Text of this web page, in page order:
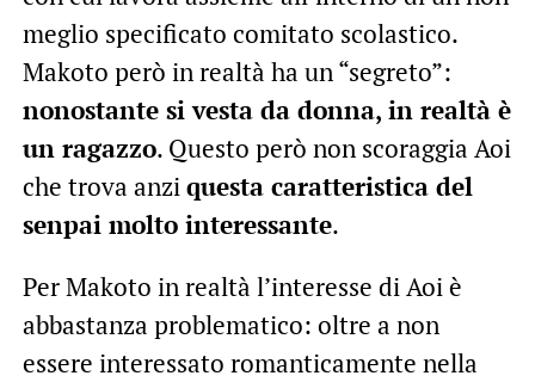
meglio specificato comitato scolastico.
Makoto però in realtà ha un “segreto”:
nonostante si vesta da donna, in realtà è
un ragazzo. Questo però non scoraggia Aoi
che trova anziquesta caratteristica del
senpai molto interessante.
Per Makoto in realtà l’interesse di Aoi è
abbastanza problematico: oltre a non
essere interessato romanticamente nella